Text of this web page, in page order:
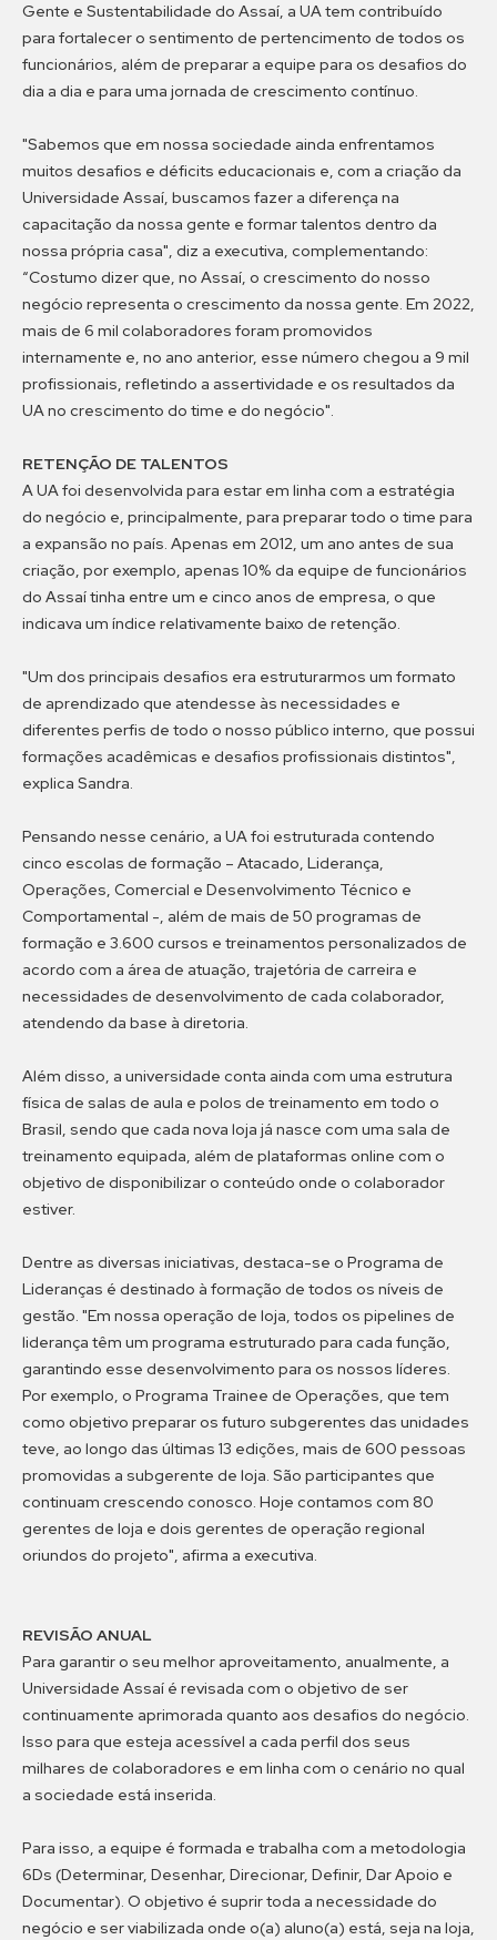
Gente e Sustentabilidade do Assaí, a UA tem contribuído
para fortalecer o sentimento de pertencimento de todos os
funcionários, além de preparar a equipe para os desafios do
dia a dia e para uma jornada de crescimento contínuo.
"Sabemos que em nossa sociedade ainda enfrentamos
muitos desafios e déficits educacionais e, com a criação da
Universidade Assaí, buscamos fazer a diferença na
capacitação da nossa gente e formar talentos dentro da
nossa própria casa", diz a executiva, complementando:
“Costumo dizer que, no Assaí, o crescimento do nosso
negócio representa o crescimento da nossa gente. Em 2022,
mais de 6 mil colaboradores foram promovidos
internamente e, no ano anterior, esse número chegou a 9 mil
profissionais, refletindo a assertividade e os resultados da
UA no crescimento do time e do negócio".
RETENÇÃO DE TALENTOS
A UA foi desenvolvida para estar em linha com a estratégia
do negócio e, principalmente, para preparar todo o time para
a expansão no país. Apenas em 2012, um ano antes de sua
criação, por exemplo, apenas 10% da equipe de funcionários
do Assaí tinha entre um e cinco anos de empresa, o que
indicava um índice relativamente baixo de retenção.
"Um dos principais desafios era estruturarmos um formato
de aprendizado que atendesse às necessidades e
diferentes perfis de todo o nosso público interno, que possui
formações acadêmicas e desafios profissionais distintos",
explica Sandra.
Pensando nesse cenário, a UA foi estruturada contendo
cinco escolas de formação – Atacado, Liderança,
Operações, Comercial e Desenvolvimento Técnico e
Comportamental -, além de mais de 50 programas de
formação e 3.600 cursos e treinamentos personalizados de
acordo com a área de atuação, trajetória de carreira e
necessidades de desenvolvimento de cada colaborador,
atendendo da base à diretoria.
Além disso, a universidade conta ainda com uma estrutura
física de salas de aula e polos de treinamento em todo o
Brasil, sendo que cada nova loja já nasce com uma sala de
treinamento equipada, além de plataformas online com o
objetivo de disponibilizar o conteúdo onde o colaborador
estiver.
Dentre as diversas iniciativas, destaca-se o Programa de
Lideranças é destinado à formação de todos os níveis de
gestão. "Em nossa operação de loja, todos os pipelines de
liderança têm um programa estruturado para cada função,
garantindo esse desenvolvimento para os nossos líderes.
Por exemplo, o Programa Trainee de Operações, que tem
como objetivo preparar os futuro subgerentes das unidades
teve, ao longo das últimas 13 edições, mais de 600 pessoas
promovidas a subgerente de loja. São participantes que
continuam crescendo conosco. Hoje contamos com 80
gerentes de loja e dois gerentes de operação regional
oriundos do projeto", afirma a executiva.
REVISÃO ANUAL
Para garantir o seu melhor aproveitamento, anualmente, a
Universidade Assaí é revisada com o objetivo de ser
continuamente aprimorada quanto aos desafios do negócio.
Isso para que esteja acessível a cada perfil dos seus
milhares de colaboradores e em linha com o cenário no qual
a sociedade está inserida.
Para isso, a equipe é formada e trabalha com a metodologia
6Ds (Determinar, Desenhar, Direcionar, Definir, Dar Apoio e
Documentar). O objetivo é suprir toda a necessidade do
negócio e ser viabilizada onde o(a) aluno(a) está, seja na loja,